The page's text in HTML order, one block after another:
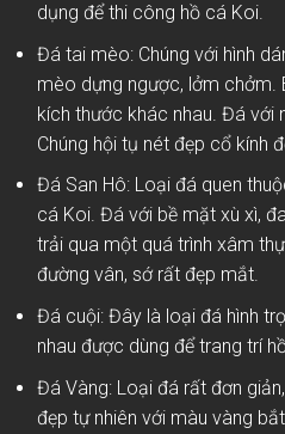
dụng để thi công hồ cá Koi.
Đá tai mèo: Chúng với hình
mèo dựng ngược, lởm
kích thước khác nhau. Đá với
Chúng hội tụ nét đẹp cổ kính
Đá San Hô: Loại đá quen
cá Koi. Đá với bề mặt xù xì,
trải qua một quá trình xâm
đường vân, sớ rất đẹp mắt.
Đá cuội: Đây là loại đá hình
nhau được dùng để trang trí
Đá Vàng: Loại đá rất đơn
đẹp tự nhiên với màu vàng